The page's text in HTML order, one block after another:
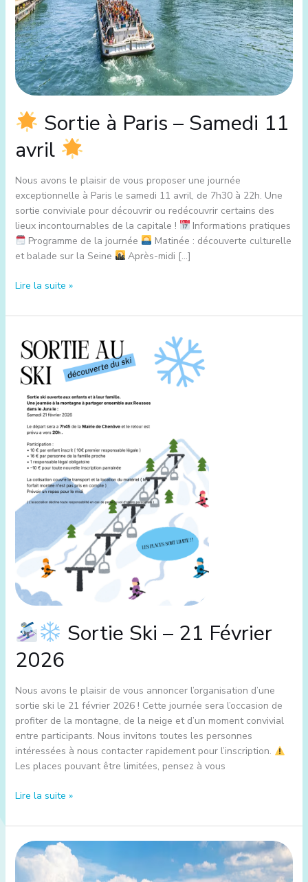
Sortie à Paris – Samedi 11
avril
Nous avons le plaisir de vous proposer une journée
exceptionnelle à Paris le samedi 11 avril, de 7h30 à 22h. Une
sortie conviviale pour découvrir ou redécouvrir certains des
lieux incontournables de la capitale !
Informations pratiques
Programme de la journée
Matinée : découverte culturelle
et balade sur la Seine
Après-midi […]
Lire la suite »
Sortie Ski – 21 Février
2026
Nous avons le plaisir de vous annoncer l’organisation d’une
sortie ski le 21 février 2026 ! Cette journée sera l’occasion de
profiter de la montagne, de la neige et d’un moment convivial
entre participants. Nous invitons toutes les personnes
intéressées à nous contacter rapidement pour l’inscription.
Les places pouvant être limitées, pensez à vous
Sortie
Ski
Février
2026
Lire la suite »
Sortie